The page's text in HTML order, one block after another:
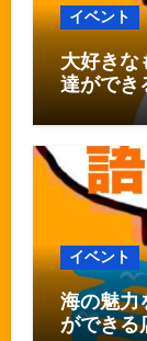
イベント
大好きな
達ができ
イベント
海の魅力
ができる